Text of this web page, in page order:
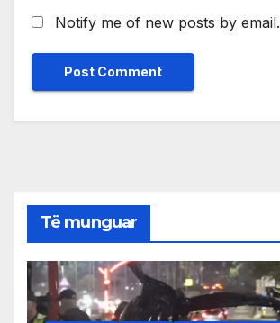
Notify me of new posts by email.
Të munguar